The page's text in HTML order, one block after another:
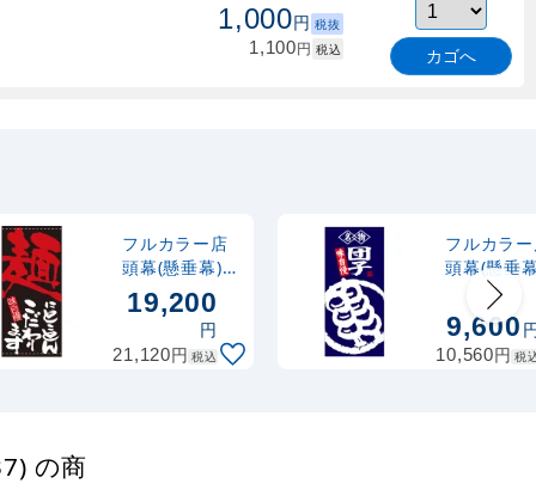
1,000円 税抜
1,100円 税込 カゴへ
フルカラー店
頭幕(懸垂幕)
麺にとことん
こだわります
素材:ターポリ
ン (7702)
19,200
円
21,120円 税込
フルカラ
頭幕(懸垂
名物団子
慢 素材:厚
ロマット
(68211)
9,600
10,560円 税
の商